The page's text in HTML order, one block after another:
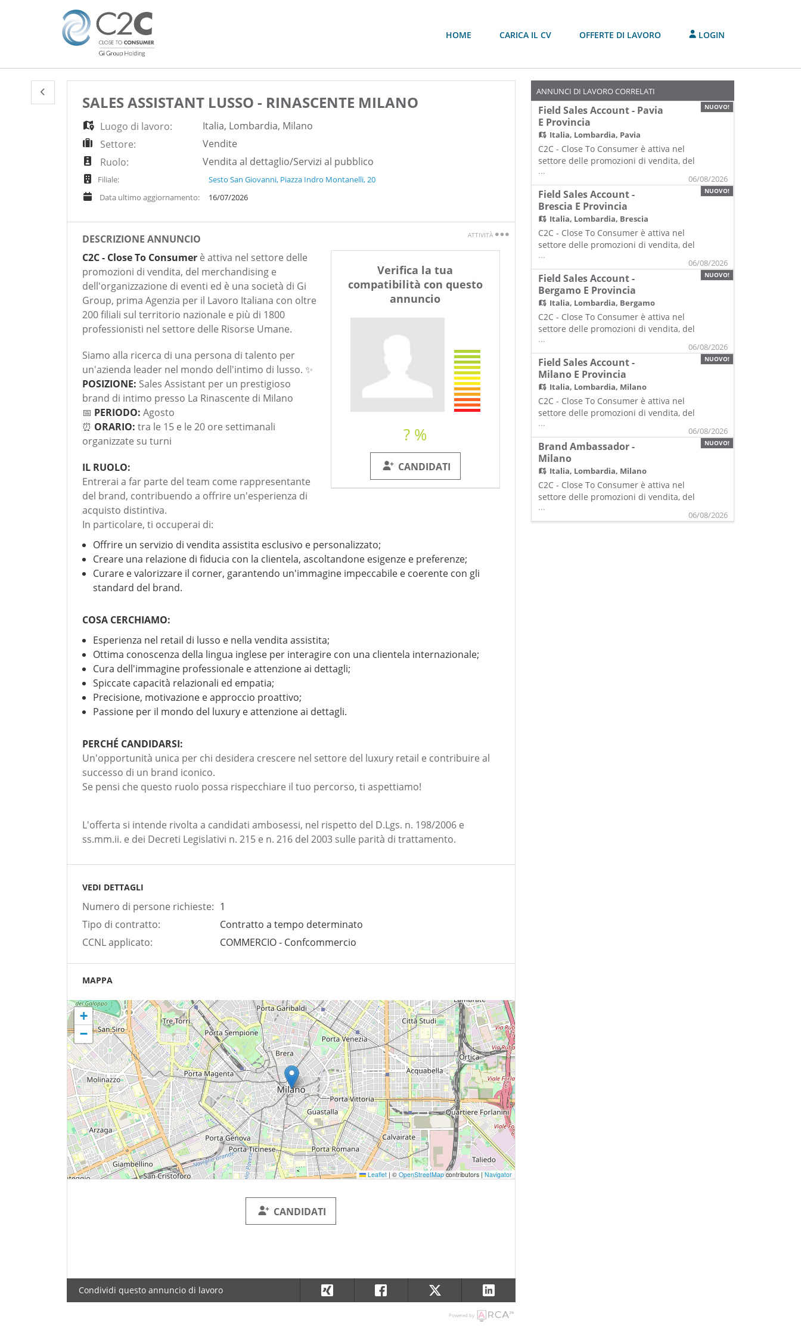
HOME CARICA IL CV OFFERTE DI LAVORO LOGIN
SALES ASSISTANT LUSSO - RINASCENTE MILANO
Luogo di lavoro: Italia, Lombardia, Milano
Settore:
Vendite
Ruolo:
Vendita al dettaglio/Servizi al pubblico
Filiale:
Sesto San Giovanni, Piazza Indro Montanelli, 20
Data ultimo aggiornamento:
16/07/2026
ATTIVITÀ
Stampa
Dillo a un amico
DESCRIZIONE ANNUNCIO
Verifica la tua
compatibilità con questo
annuncio
? %
CANDIDATI
C2C - Close To Consumer è attiva nel settore delle
promozioni di vendita, del merchandising e
dell'organizzazione di eventi ed è una società di Gi
Group, prima Agenzia per il Lavoro Italiana con oltre
200 filiali sul territorio nazionale e più di 1800
professionisti nel settore delle Risorse Umane.
Siamo alla ricerca di una persona di talento per
un'azienda leader nel mondo dell'intimo di lusso. ✨
POSIZIONE: Sales Assistant per un prestigioso
brand di intimo presso La Rinascente di Milano
📅 PERIODO: Agosto
⏰ ORARIO: tra le 15 e le 20 ore settimanali
organizzate su turni
IL RUOLO:
Entrerai a far parte del team come rappresentante
del brand, contribuendo a offrire un'esperienza di
acquisto distintiva.
In particolare, ti occuperai di:
Offrire un servizio di vendita assistita esclusivo e personalizzato;
Creare una relazione di fiducia con la clientela, ascoltandone esigenze e preferenze;
Curare e valorizzare il corner, garantendo un'immagine impeccabile e coerente con gli
standard del brand.
COSA CERCHIAMO:
Esperienza nel retail di lusso e nella vendita assistita;
Ottima conoscenza della lingua inglese per interagire con una clientela internazionale;
Cura dell'immagine professionale e attenzione ai dettagli;
Spiccate capacità relazionali ed empatia;
Precisione, motivazione e approccio proattivo;
Passione per il mondo del luxury e attenzione ai dettagli.
PERCHÉ CANDIDARSI:
Un'opportunità unica per chi desidera crescere nel settore del luxury retail e contribuire al
successo di un brand iconico.
Se pensi che questo ruolo possa rispecchiare il tuo percorso, ti aspettiamo!
L'offerta si intende rivolta a candidati ambosessi, nel rispetto del D.Lgs. n. 198/2006 e
ss.mm.ii. e dei Decreti Legislativi n. 215 e n. 216 del 2003 sulle parità di trattamento.
VEDI DETTAGLI
Numero di persone richieste: 1
Tipo di contratto:
Contratto a tempo determinato
CCNL applicato:
COMMERCIO - Confcommercio
MAPPA
+
−
Leaflet | © OpenStreetMapcontributors | Navigator
CANDIDATI
Condividi questo annuncio di lavoro
Powered by
ANNUNCI DI LAVORO CORRELATI
NUOVO!
Field Sales Account - Pavia
E Provincia
Italia, Lombardia, Pavia
C2C - Close To Consumer è attiva nel
settore delle promozioni di vendita, del
merchandising e dell'organizzazione di
eventi ed è una società di Gi Group,
prima Agenzia per il Lavoro Italiana con
oltre 200 filiali sul territorio nazionale e
più di 1800 professionisti nel settore
delle Risorse Umane.
...
06/08/2026
NUOVO!
Field Sales Account -
Brescia E Provincia
Italia, Lombardia, Brescia
C2C - Close To Consumer è attiva nel
settore delle promozioni di vendita, del
merchandising e dell'organizzazione di
eventi ed è una società di Gi Group,
prima Agenzia per il Lavoro Italiana con
oltre 200 filiali sul territorio nazionale e
più di 1800 professionisti nel settore
delle Risorse Umane.
...
06/08/2026
NUOVO!
Field Sales Account -
Bergamo E Provincia
Italia, Lombardia, Bergamo
C2C - Close To Consumer è attiva nel
settore delle promozioni di vendita, del
merchandising e dell'organizzazione di
eventi ed è una società di Gi Group,
prima Agenzia per il Lavoro Italiana con
oltre 200 filiali sul territorio nazionale e
più di 1800 professionisti nel settore
delle Risorse Umane.
...
06/08/2026
NUOVO!
Field Sales Account -
Milano E Provincia
Italia, Lombardia, Milano
C2C - Close To Consumer è attiva nel
settore delle promozioni di vendita, del
merchandising e dell'organizzazione di
eventi ed è una società di Gi Group,
prima Agenzia per il Lavoro Italiana con
oltre 200 filiali sul territorio nazionale e
più di 1800 professionisti nel settore
delle Risorse Umane.
...
06/08/2026
NUOVO!
Brand Ambassador -
Milano
Italia, Lombardia, Milano
C2C - Close To Consumer è attiva nel
settore delle promozioni di vendita, del
merchandising e dell'organizzazione di
eventi ed è una società di Gi Group,
...
06/08/2026